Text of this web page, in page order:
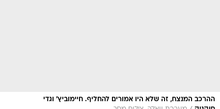
ההרכב המנצח, זה שלא היו אמורים להחליף. חיימוביץ' וגדי